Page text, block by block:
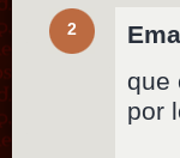
2
que
por